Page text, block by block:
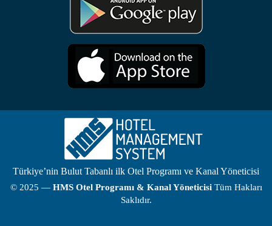
Türkiye’nin Bulut Tabanlı ilk Otel Programı ve Kanal Yöneticisi
© 2025 — HMS Otel Programı& Kanal YöneticisiTüm Hakları
Saklıdır.